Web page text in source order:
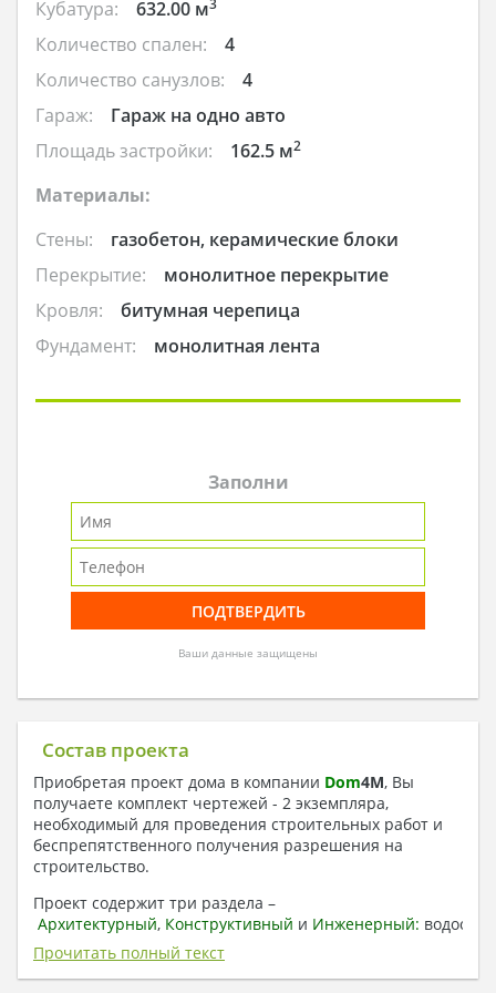
Кубатура: 632.00 м
Количество спален:
4
Количество санузлов:
4
Гараж:
Гараж на одно авто
Площадь застройки:
162.5 м2
Материалы:
Стены:
газобетон, керамические блоки
Перекрытие:
монолитное перекрытие
Кровля:
битумная черепица
Фундамент:
монолитная лента
Заполни
Ваши данные защищены
Состав проекта
Приобретая проект дома в компании Dom4M, Вы
получаете комплект чертежей - 2 экземпляра,
необходимый для проведения строительных работ и
беспрепятственного получения разрешения на
строительство.
Проект содержит три раздела –
Архитектурный, Конструктивный и Инженерный:
отопление, вентиляция, канализация,
электроснабжение (приобретается за дополнительную
плату) + Пояснительная записка.
Прочитать полный текст